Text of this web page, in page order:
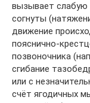
вызывает слабую
согнуты
движение
пояснично-
позвоночника
сгибание
или с
счёт ягодичных